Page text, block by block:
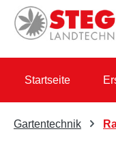
Hauptinhalt springen
Zur Suche springen
Zur Hauptnavigation
Startseite
Gartentechnik